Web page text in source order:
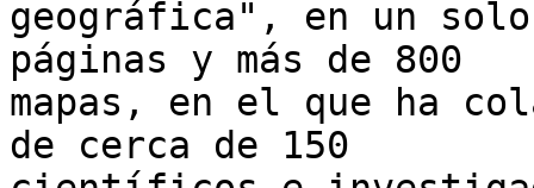
geográfica", en un solo
páginas y más de 800
mapas, en el que ha
de cerca de 150